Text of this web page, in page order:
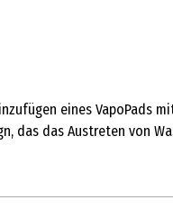
eines VapoPads
das das Austreten von